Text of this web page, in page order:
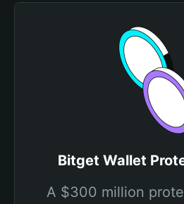
Bitget Wallet
A $300 million